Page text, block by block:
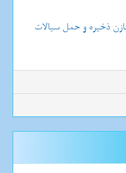
ذخیره و حمل سیالات